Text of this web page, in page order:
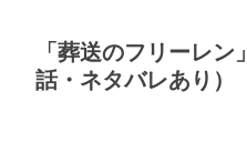
「葬送のフリーレ
話・ネタバレあり）